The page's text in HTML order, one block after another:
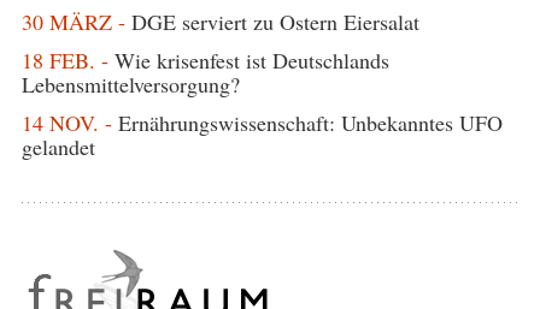
30 MÄRZ - DGE serviert zu Ostern Eiersalat
18 FEB. - Wie krisenfest ist Deutschlands
Lebensmittelversorgung?
14 NOV. - Ernährungswissenschaft: Unbekanntes UFO
gelandet